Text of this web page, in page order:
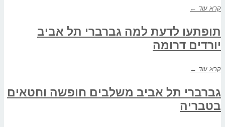
קרא עוד ←
תופתעו לדעת למה גברברי תל אביב
יורדים דרומה
קרא עוד ←
גברברי תל אביב משלבים חופשה וחטאים
בטבריה